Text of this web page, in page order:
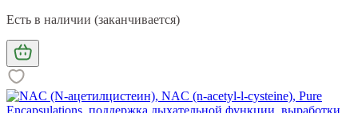
Есть в наличии (заканчивается)